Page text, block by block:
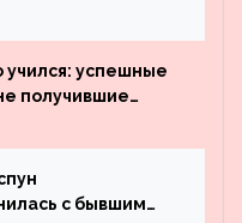
и выложила
учился: успешные
получившие
с бывшим